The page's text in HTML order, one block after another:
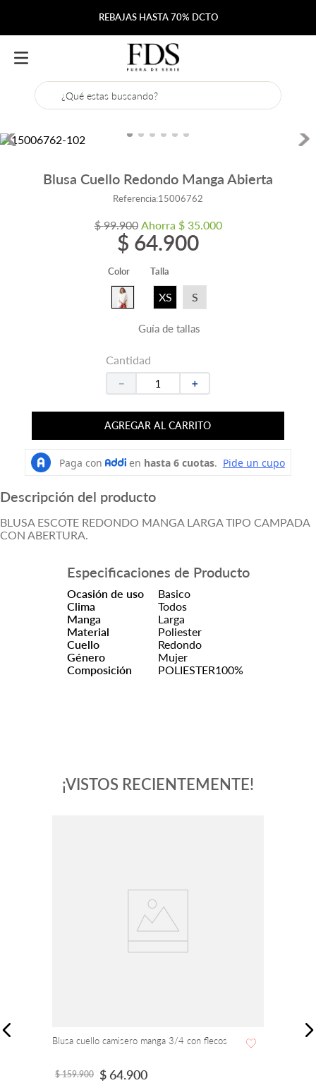
REBAJAS HASTA 70% DCTO
¿Qué estas buscando?
Blusa Cuello Redondo Manga Abierta
Referencia:15006762
$ 99.900 Ahorra $ 35.000
$ 64.900
Color Talla
XS S
Guía de tallas
Cantidad
＋
－
AGREGAR AL CARRITO
Descripción del producto
BLUSA ESCOTE REDONDO MANGA LARGA TIPO CAMPADA
CON ABERTURA.
Especificaciones de Producto
Ocasión de uso
Basico
Clima
Todos
Manga
Larga
Material
Poliester
Cuello
Redondo
Género
Mujer
Composición
POLIESTER100%
¡VISTOS RECIENTEMENTE!
Blusa cuello camisero manga 3/4 con flecos
$ 159.900 $ 64.900